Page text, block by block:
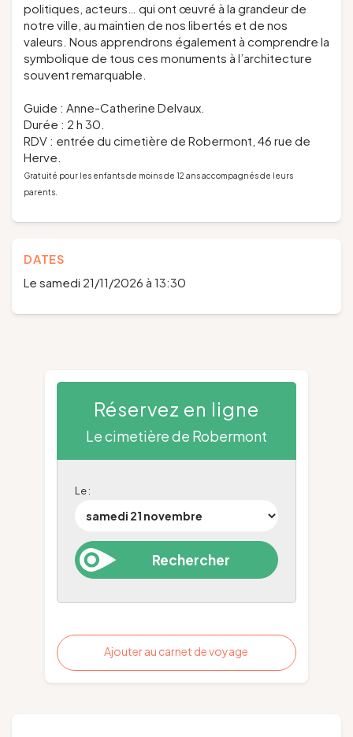
politiques, acteurs… qui ont œuvré à la grandeur de
notre ville, au maintien de nos libertés et de nos
valeurs. Nous apprendrons également à comprendre la
symbolique de tous ces monuments à l’architecture
souvent remarquable.
Guide : Anne-Catherine Delvaux.
Durée : 2 h 30.
RDV : entrée du cimetière de Robermont, 46 rue de
Herve.
Gratuité pour les enfants de moins de 12 ans accompagnés de leurs
parents.
DATES
Le samedi 21/11/2026 à 13:30
Réservez en ligne
Le cimetière de Robermont
Le :
Ajouter au carnet de voyage